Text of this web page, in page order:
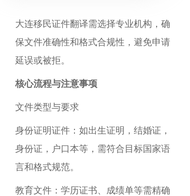
‌大连移民证件翻译需选择专业机构，确
保文件准确性和格式合规性，避免申请
延误或被拒。‌ ‌
核心流程与注意事项
‌文件类型与要求‌
‌身份证明证件‌：如出生证明，结婚证，
身份证，户口本等，需符合目标国家语
言和格式规范。
‌教育文件‌：学历证书、成绩单等需精确